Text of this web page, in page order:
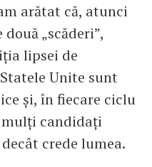
arătat că, atunci
„scăderi”,
lipsei de
Unite sunt
şi, în fiecare ciclu
candidaţi
crede lumea.